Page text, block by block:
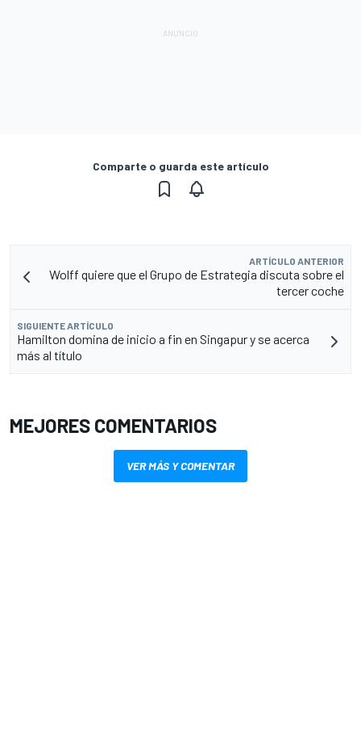
Comparte o guarda este artículo
ARTÍCULO ANTERIOR
Wolff quiere que el Grupo de Estrategia discuta sobre el
tercer coche
SIGUIENTE ARTÍCULO
Hamilton domina de inicio a fin en Singapur y se acerca
más al título
MEJORES COMENTARIOS
VER MÁS Y COMENTAR